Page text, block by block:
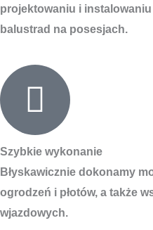
projektowaniu i
balustrad na posesjach.
Szybkie wykonanie
Błyskawicznie dokonamy
ogrodzeń i płotów, a także
wjazdowych.